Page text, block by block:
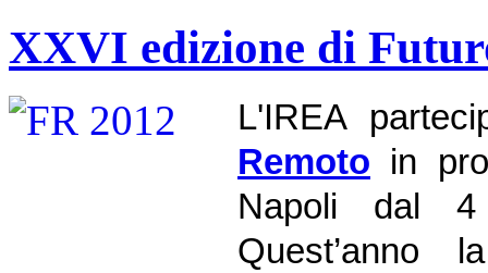
XXVI edizione di
L'IREA
Remoto in
Napoli dal
Quest’anno